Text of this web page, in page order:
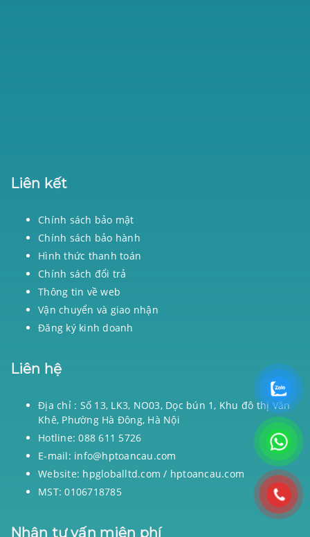
Liên kết
Chính sách bảo mật
Chính sách bảo hành
Hình thức thanh toán
Chính sách đổi trả
Thông tin về web
Vận chuyển và giao nhận
Đăng ký kinh doanh
Liên hệ
Địa chỉ : Số 13, LK3, NO03, Dọc bún 1, Khu đô thị Văn
Khê, Phường Hà Đông, Hà Nội
Hotline: 088 611 5726
E-mail: info@hptoancau.com
Website: hpgloballtd.com / hptoancau.com
MST: 0106718785
Nhận tư vấn miên phí